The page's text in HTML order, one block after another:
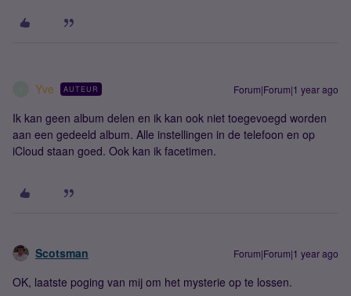
Yve AUTEUR Forum|Forum|1 year ago
Ik kan geen album delen en ik kan ook niet toegevoegd worden
aan een gedeeld album. Alle instellingen in de telefoon en op
iCloud staan goed. Ook kan ik facetimen.
Scotsman Forum|Forum|1 year ago
OK, laatste poging van mij om het mysterie op te lossen.